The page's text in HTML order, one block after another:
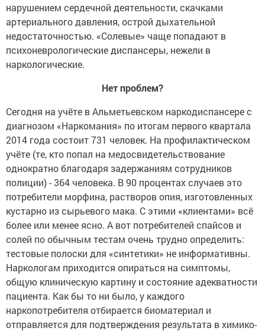
нарушением сердечной деятельности, скачками
артериального давления, острой дыхательной
недостаточностью. «Солевые» чаще попадают в
психоневрологические диспансеры, нежели в
наркологические.
Нет проблем?
Сегодня на учёте в Альметьевском наркодиспансере с
диагнозом «Наркомания» по итогам первого квартала
2014 года состоит 731 человек. На профилактическом
учёте (те, кто попал на медосвидетельствование
однократно благодаря задержаниям сотрудников
полиции) - 364 человека. В 90 процентах случаев это
потребители морфина, растворов опия, изготовленных
кустарно из сырьевого мака. С этими «клиентами» всё
более или менее ясно. А вот потребителей спайсов и
солей по обычным тестам очень трудно определить:
тестовые полоски для «синтетики» не информативны.
Наркологам приходится опираться на симптомы,
общую клиническую картину и состояние адекватности
пациента. Как бы то ни было, у каждого
наркопотребителя отбирается биоматериал и
отправляется для подтверждения результата в химико-